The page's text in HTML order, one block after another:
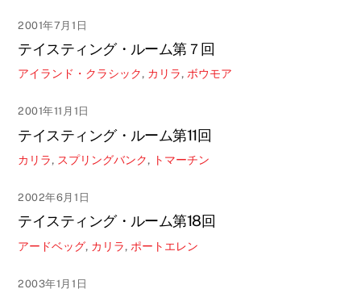
2001年7月1日
テイスティング・ルーム第７回
アイランド・クラシック, カリラ, ボウモア
2001年11月1日
テイスティング・ルーム第11回
カリラ, スプリングバンク, トマーチン
2002年6月1日
テイスティング・ルーム第18回
アードベッグ, カリラ, ポートエレン
2003年1月1日